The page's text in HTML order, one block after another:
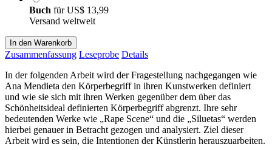
Buch fürUS$ 13,99
Versand weltweit
In den Warenkorb
Zusammenfassung Leseprobe Details
In der folgenden Arbeit wird der Fragestellung nachgegangen wie
Ana Mendieta den Körperbegriff in ihren Kunstwerken definiert
und wie sie sich mit ihren Werken gegenüber dem über das
Schönheitsideal definierten Körperbegriff abgrenzt. Ihre sehr
bedeutenden Werke wie „Rape Scene“ und die „Siluetas“ werden
hierbei genauer in Betracht gezogen und analysiert. Ziel dieser
Arbeit wird es sein, die Intentionen der Künstlerin herauszuarbeiten.